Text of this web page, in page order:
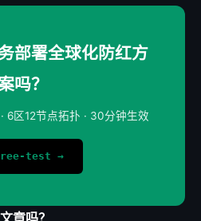
部署全球化防红方
吗？
6区12节点拓扑 · 30分钟生效
test →
章吗？